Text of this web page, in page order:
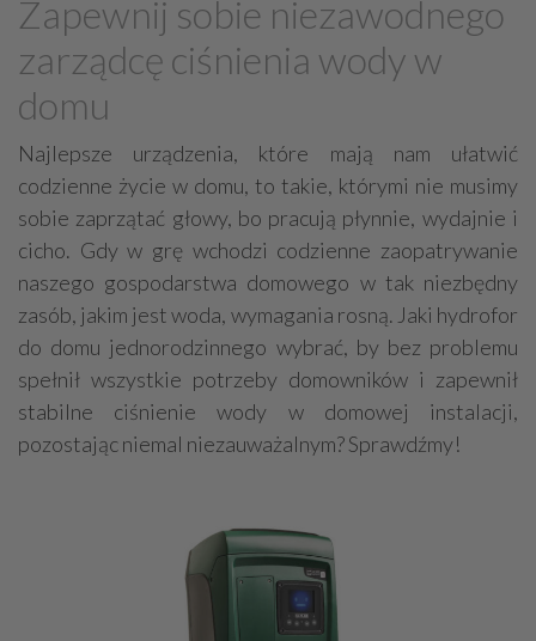
Budowlane maszyny, sprzęt - producenci
BHP - artykuły, sprzęt, szkolenia
Dźwigi (żurawie)
Czyszczące urządzenia
Podesty ruchome
Chłodnicze urządzenia
Budowlane maszyny, sprzęt - części, serwis
Wózki widłowe
Rolnicze maszyny, sprzęt
Transport
Agregaty
Pneumatyka - urządzenia, sprzęt
Przyrządy miernicze
Metale - maszyny do obróbki
Zapewnij sobie niezawodnego
zarządcę ciśnienia wody w
domu
Najlepsze urządzenia, które mają nam ułatwić
codzienne życie w domu, to takie, którymi nie musimy
sobie zaprzątać głowy, bo pracują płynnie, wydajnie i
cicho. Gdy w grę wchodzi codzienne zaopatrywanie
naszego gospodarstwa domowego w tak niezbędny
zasób, jakim jest woda, wymagania rosną. Jaki hydrofor
do domu jednorodzinnego wybrać, by bez problemu
spełnił wszystkie potrzeby domowników i zapewnił
stabilne ciśnienie wody w domowej instalacji,
pozostając niemal niezauważalnym? Sprawdźmy!